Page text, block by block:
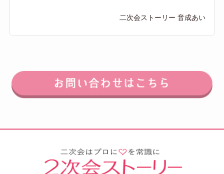
二次会ストーリー 音成あい